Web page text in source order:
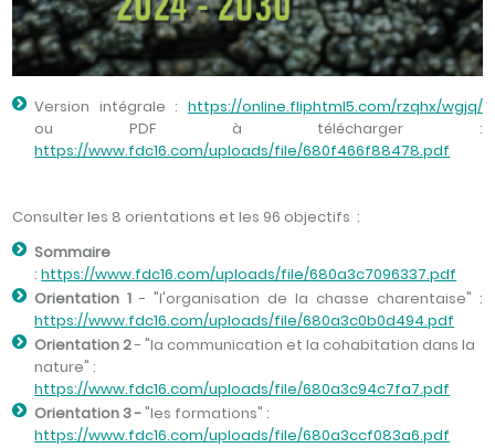
Version intégrale : https://online.fliphtml5.com/rzqhx/wgjq/
ou PDF à télécharger :
https://www.fdc16.com/uploads/file/680f466f88478.pdf
Consulter les 8 orientations et les 96 objectifs :
Sommaire
:https://www.fdc16.com/uploads/file/680a3c7096337.pdf
Orientation 1 - "l'organisation de la chasse charentaise" :
https://www.fdc16.com/uploads/file/680a3c0b0d494.pdf
Orientation 2- "la communication et la cohabitation dans la
nature" :
https://www.fdc16.com/uploads/file/680a3c94c7fa7.pdf
Orientation 3 -"les formations" :
https://www.fdc16.com/uploads/file/680a3ccf083a6.pdf